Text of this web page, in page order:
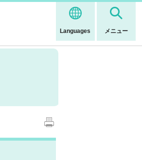
Languages メニュー